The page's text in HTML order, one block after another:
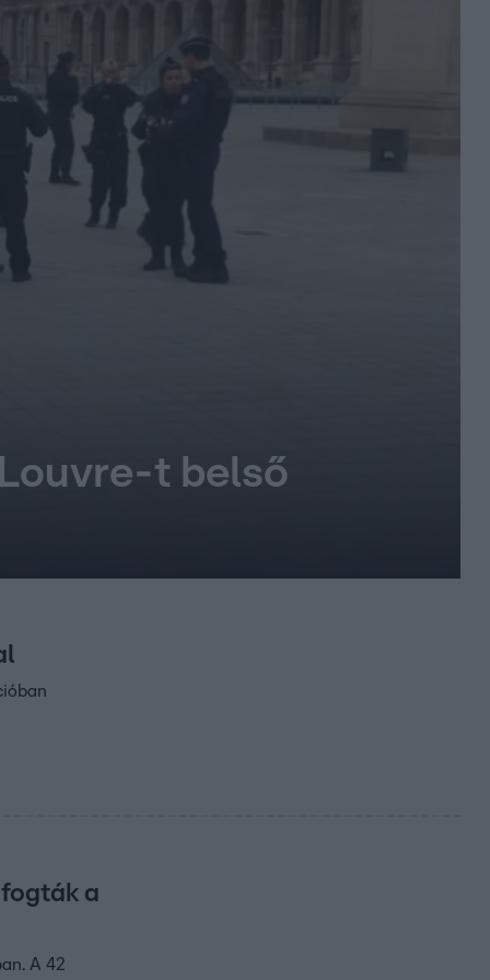
t belső
a
A 42